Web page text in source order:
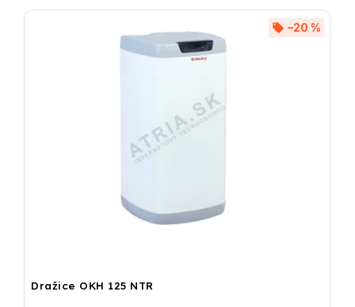
Dražice OKH 125 NTR
–20 %